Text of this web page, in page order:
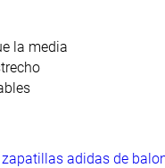
la media
adidas de